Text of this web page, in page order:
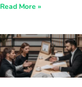
Read More »